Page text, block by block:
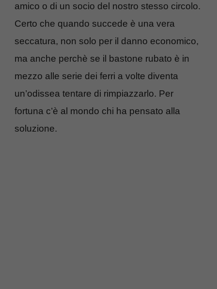
amico o di un socio del nostro stesso circolo.
Certo che quando succede è una vera
seccatura, non solo per il danno economico,
ma anche perchè se il bastone rubato è in
mezzo alle serie dei ferri a volte diventa
un’odissea tentare di rimpiazzarlo. Per
fortuna c’è al mondo chi ha pensato alla
soluzione.